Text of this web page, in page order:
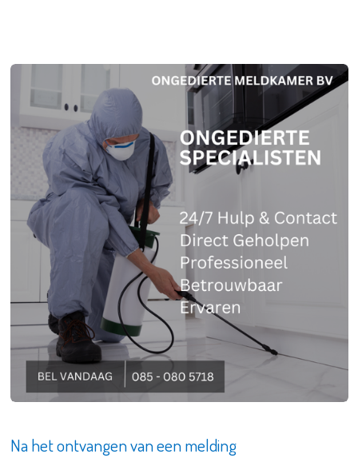
Na het ontvangen van een melding